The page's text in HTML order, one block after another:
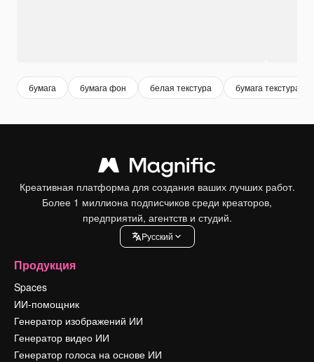
бумага бумага фон белая текстура бумага текстура
Креативная платформа для создания ваших лучших работ.
Более 1 миллиона подписчиков среди креаторов,
предприятий, агентств и студий.
Pусский
Продукция
Spaces
ИИ-помощник
Генератор изображений ИИ
Генератор видео ИИ
Генератор голоса на основе ИИ